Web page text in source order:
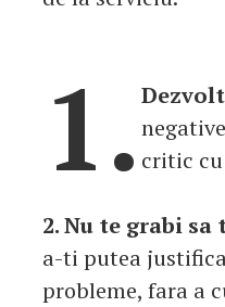
1. critic
2. Nu te grabi
a-ti putea
probleme, fara a